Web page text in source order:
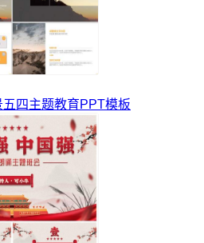
五四主题教育PPT模板